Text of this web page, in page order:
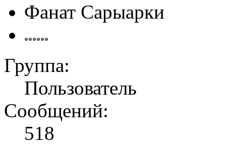
Фанат Сарыарки
Группа:
Пользователь
Сообщений:
518